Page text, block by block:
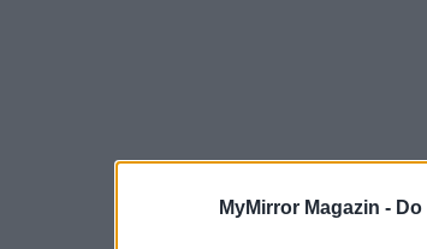
MyMirror Magazin -